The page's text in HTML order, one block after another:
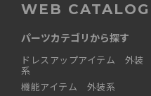
WEB CATALOG
パーツカテゴリから探す
ドレスアップアイテム 外装
系
機能アイテム 外装系